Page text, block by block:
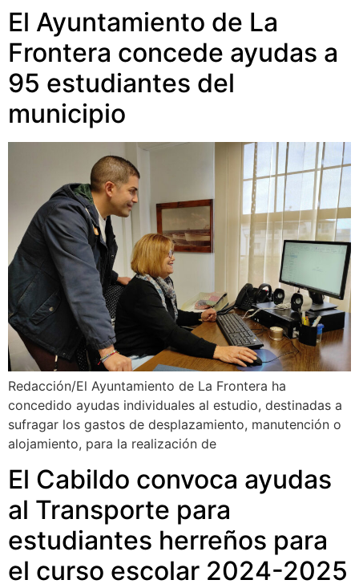
El Ayuntamiento de La
Frontera concede ayudas a
95 estudiantes del
municipio
Redacción/El Ayuntamiento de La Frontera ha
concedido ayudas individuales al estudio, destinadas a
sufragar los gastos de desplazamiento, manutención o
alojamiento, para la realización de
El Cabildo convoca ayudas
al Transporte para
estudiantes herreños para
el curso escolar 2024-2025